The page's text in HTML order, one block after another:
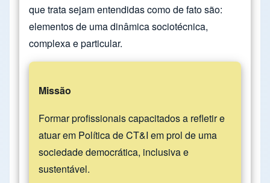
que trata sejam entendidas como de fato são:
elementos de uma dinâmica sociotécnica,
complexa e particular.
Missão
Formar profissionais capacitados a refletir e
atuar em Política de CT&I em prol de uma
sociedade democrática, inclusiva e
sustentável.